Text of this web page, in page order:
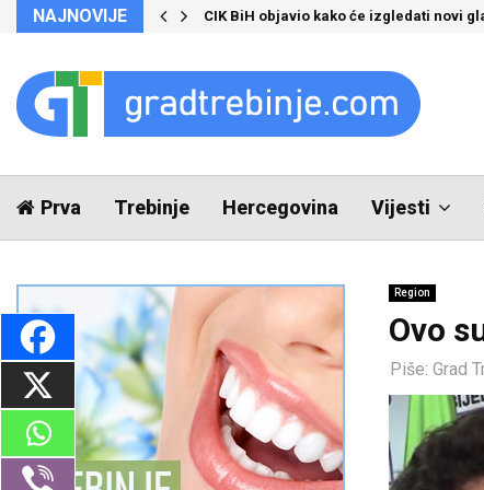
NAJNOVIJE CIK BiH objavio kako će izgledati novi
Prva Trebinje Hercegovina Vijesti
Region
Ovo
Piše: Grad